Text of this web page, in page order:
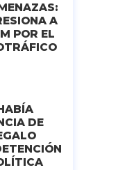
A
POR EL
DE